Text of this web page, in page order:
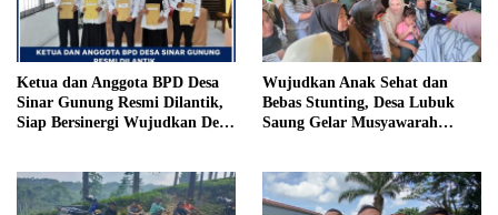
Ketua dan Anggota BPD Desa
Sinar Gunung Resmi Dilantik,
Siap Bersinergi Wujudkan Desa
Wujudkan Anak Sehat dan
Bebas Stunting, Desa Lubuk
Saung Gelar Musyawarah